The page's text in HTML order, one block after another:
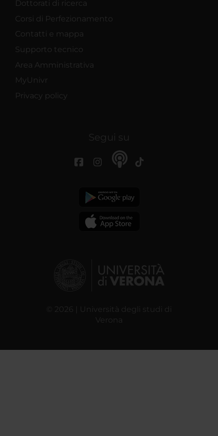
Dottorati di ricerca
Corsi di Perfezionamento
Contatti e mappa
Supporto tecnico
Area Amministrativa
MyUnivr
Privacy policy
Segui su
© 2026 | Università degli studi di
Verona